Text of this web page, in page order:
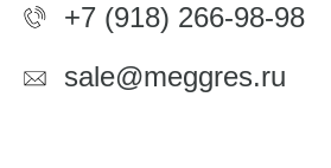
+7 (918) 266-98-98
sale@meggres.ru